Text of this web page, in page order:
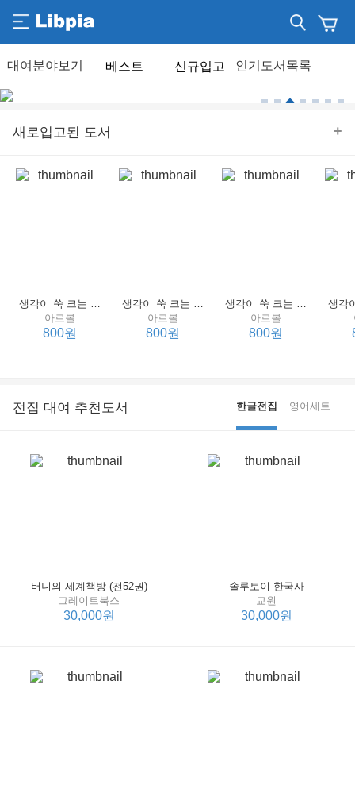
베스트 신규입고
새로입고된 도서 +
생각이 쑥 크는 세계 명작 4 : 언어 편
아르볼
800원
생각이 쑥 크는 세계 명작 3 : 언어 편
아르볼
800원
생각이 쑥 크는 세계 명작 2 : 언어 편
아르볼
800원
전집 대여 추천도서 한글전집 영어세트
버니의 세계책방 (전52권)
그레이트북스
30,000원
솔루토이 한국사
교원
30,000원